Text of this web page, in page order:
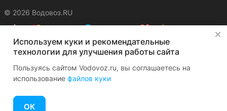
© 2026 Водовоз.RU
КонфиденциальностьОферта
Используем куки и рекомендательные
технологии для улучшения работы сайта
Пользуясь сайтом Vodovoz.ru, вы соглашаетесь на
использование файлов куки
ОК